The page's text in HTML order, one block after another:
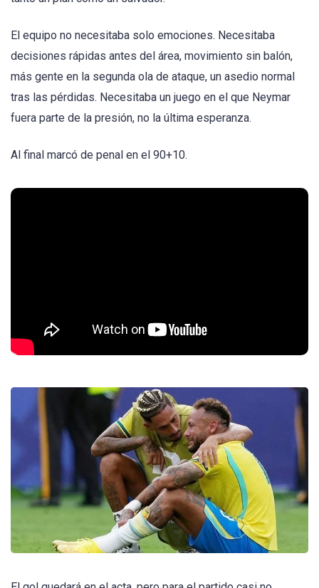
El equipo no necesitaba solo emociones. Necesitaba
decisiones rápidas antes del área, movimiento sin balón,
más gente en la segunda ola de ataque, un asedio normal
tras las pérdidas. Necesitaba un juego en el que Neymar
fuera parte de la presión, no la última esperanza.
Al final marcó de penal en el 90+10.